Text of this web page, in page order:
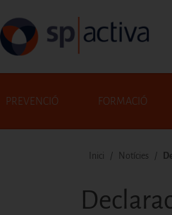
PREVENCIÓ FORMACIÓ
Fil d'ariadna
Inici Notícies